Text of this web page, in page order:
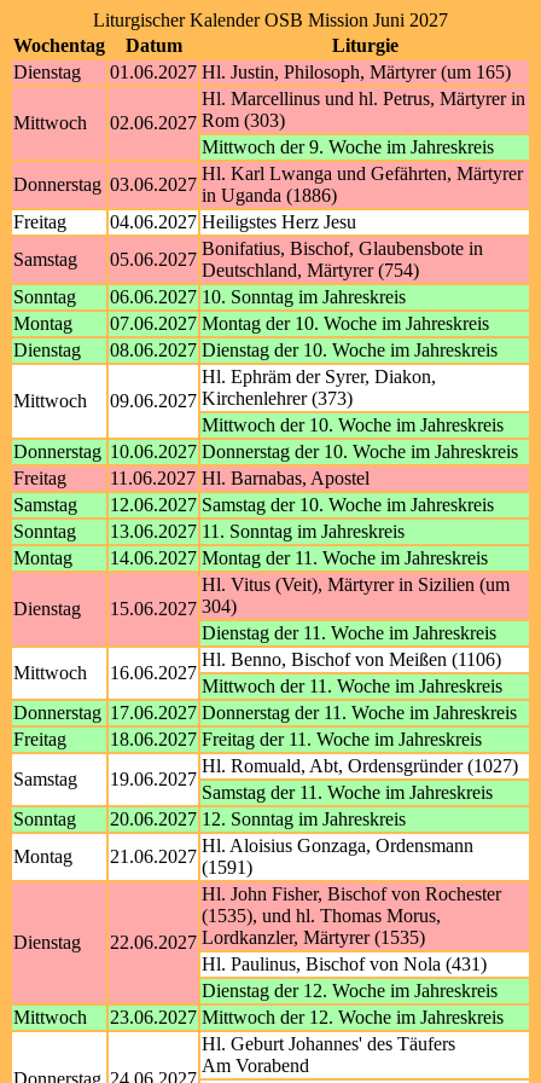
Liturgischer Kalender OSB Mission Juni 2027
Wochentag
Datum
Liturgie
Dienstag
01.06.2027 Hl. Justin, Philosoph, Märtyrer (um 165)
Mittwoch 02.06.2027
Hl. Marcellinus und hl. Petrus, Märtyrer in
Rom (303)
Mittwoch der 9. Woche im Jahreskreis
Donnerstag 03.06.2027
Hl. Karl Lwanga und Gefährten, Märtyrer
in Uganda (1886)
Freitag
04.06.2027 Heiligstes Herz Jesu
Samstag
05.06.2027
Bonifatius, Bischof, Glaubensbote in
Deutschland, Märtyrer (754)
Sonntag
06.06.2027 10. Sonntag im Jahreskreis
Montag
07.06.2027 Montag der 10. Woche im Jahreskreis
Dienstag
08.06.2027 Dienstag der 10. Woche im Jahreskreis
Mittwoch 09.06.2027
Hl. Ephräm der Syrer, Diakon,
Kirchenlehrer (373)
Mittwoch der 10. Woche im Jahreskreis
Donnerstag 10.06.2027 Donnerstag der 10. Woche im Jahreskreis
Freitag
11.06.2027 Hl. Barnabas, Apostel
Samstag
12.06.2027 Samstag der 10. Woche im Jahreskreis
Sonntag
13.06.2027 11. Sonntag im Jahreskreis
Montag
14.06.2027 Montag der 11. Woche im Jahreskreis
Dienstag 15.06.2027
Hl. Vitus (Veit), Märtyrer in Sizilien (um
304)
Dienstag der 11. Woche im Jahreskreis
Mittwoch
16.06.2027
Hl. Benno, Bischof von Meißen (1106)
Mittwoch der 11. Woche im Jahreskreis
Donnerstag 17.06.2027 Donnerstag der 11. Woche im Jahreskreis
Freitag
18.06.2027 Freitag der 11. Woche im Jahreskreis
Samstag
19.06.2027
Hl. Romuald, Abt, Ordensgründer (1027)
Samstag der 11. Woche im Jahreskreis
Sonntag
20.06.2027 12. Sonntag im Jahreskreis
Montag
21.06.2027
Hl. Aloisius Gonzaga, Ordensmann
(1591)
Dienstag 22.06.2027
Hl. John Fisher, Bischof von Rochester
(1535), und hl. Thomas Morus,
Lordkanzler, Märtyrer (1535)
Hl. Paulinus, Bischof von Nola (431)
Dienstag der 12. Woche im Jahreskreis
Mittwoch
23.06.2027 Mittwoch der 12. Woche im Jahreskreis
Donnerstag 24.06.2027
Hl. Geburt Johannes' des Täufers
Am Vorabend